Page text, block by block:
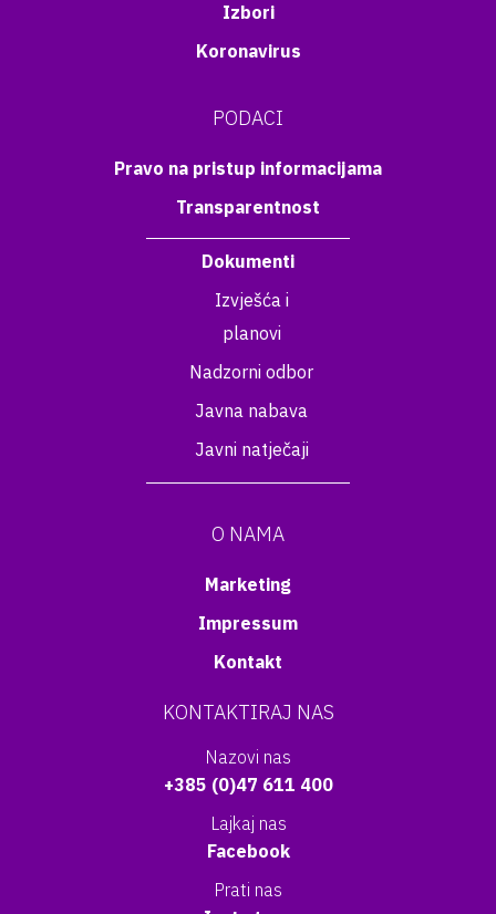
Izbori
Koronavirus
PODACI
Pravo na pristup informacijama
Transparentnost
Dokumenti
Izvješća i
planovi
Nadzorni odbor
Javna nabava
Javni natječaji
O NAMA
Marketing
Impressum
Kontakt
KONTAKTIRAJ NAS
Nazovi nas
+385 (0)47 611 400
Lajkaj nas
Facebook
Prati nas